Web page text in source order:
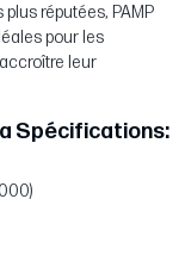
réputées, PAMP
pour les
leur
Spécifications: